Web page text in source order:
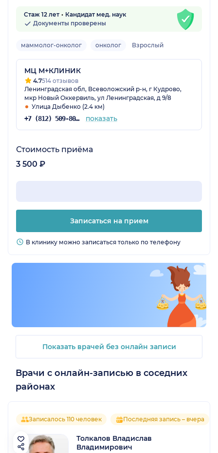
Стаж 12 лет
Кандидат мед. наук
Документы проверены
маммолог-онколог онколог Взрослый
МЦ М+КЛИНИК
4.7514 отзывов
Ленинградская обл, Всеволожский р-н, г Кудрово,
мкр Новый Оккервиль, ул Ленинградская, д 9/8
Улица Дыбенко (2.4 км)
+7 (812) 509-80-23 показать
Стоимость приёма
3 500 ₽
Записаться на прием
В клинику можно записаться только по телефону
Показать врачей без онлайн записи
Врачи с онлайн-записью в соседних
районах
Записалось 110 человек Последняя запись – вчера
Толкалов Владислав
Владимирович